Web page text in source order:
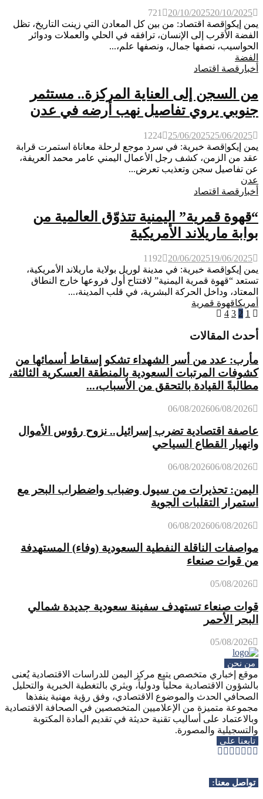
20/10/202520/10/2025
721
يمن إيكو|قصة اقتصاد: من بين كل المعادن التي زينت التاريخ، تظل
الفضة الأقرب إلى الإنسان، ترافقه في الحلي والعملات ودوائر
الحواسيب، نصفها جمال، ونصفها علم،...
الفضة
أخبار قصة اقتصاد
من السجن إلى العناية المركزة.. مستثمر
جنوبي يروي تفاصيل نهب أرضه في عدن
25/06/202525/06/2025
1224
يمن إيكو|قصة خبرية: في سرد موجع لرحلة معاناة استمرت قرابة
عقد من الزمن، كشف رجل الأعمال اليمني عامر محمد العريفة،
عن تفاصيل سجن وتعذيب تعرض...
عدن
أخبار قصة اقتصاد
“قهوة قمرية” اليمنية تتذوّق العالمية من
بوابة ماريلاند الأمريكية
20/06/202519/06/2025
1192
يمن إيكو|قصة خبرية: في مدينة لوريل بولاية ماريلاند الأمريكية،
تستعد “قهوة قمرية اليمنية” لافتتاح أول فروعها خارج النطاق
المعتاد، وداخل الحركة البشرية، في قلب المدينة،...
أمريكاقهوة قمرية
تعدد
صفحات
المقالات
1
2
3
4
أحدث المقالات
مأرب: عدد من أسر الشهداء تشكو إسقاط أسمائها من
كشوفات المرتبات السعودية بالمنطقة العسكرية الثالثة،
مطالبةً القيادة بالتحقق من الأسباب،...
06/08/202606/08/2026
عاصفة اقتصادية تضرب إسرائيل.. نزوح رؤوس الأموال
وانهيار القطاع السياحي
06/08/202606/08/2026
اليمن: تحذيرات من سيول وضباب واضطراب البحر مع
استمرار التقلبات الجوية
06/08/202606/08/2026
مواصفات الناقلة النفطية السعودية (وفاء) المستهدفة
من قوات صنعاء
05/08/2026
قوات صنعاء تستهدف سفينة سعودية جديدة شمالي
البحر الأحمر
05/08/2026
من نحن
موقع إخباري متخصص يتبع مركز اليمن للدراسات الاقتصادية يُعنى
بالشؤون الاقتصادية محلياً ودولياً، ويثري بالتغطية الخبرية والتحليل
الصحافي الحدث والموضوع الاقتصادي، وفق رؤية مهنية ينفذها
مجموعة متميزة من الإعلاميين المتخصصين في الصحافة الاقتصادية
وبالاعتماد على أساليب تقنية حديثة في تقديم المادة المكتوبة
والتسجيلية والمصورة.
تابعنا على
Facebook
Twitter
Instagram
Youtube
Rss
Telegram
Whatsapp
تواصل معنا: